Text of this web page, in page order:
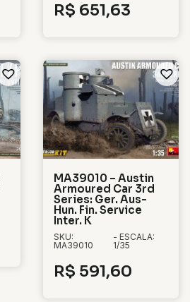
R$ 651,63
MA39010 – Austin
Armoured Car 3rd
Series: Ger. Aus-
Hun. Fin. Service
Inter. K
SKU:
MA39010
- ESCALA:
1/35
R$ 591,60